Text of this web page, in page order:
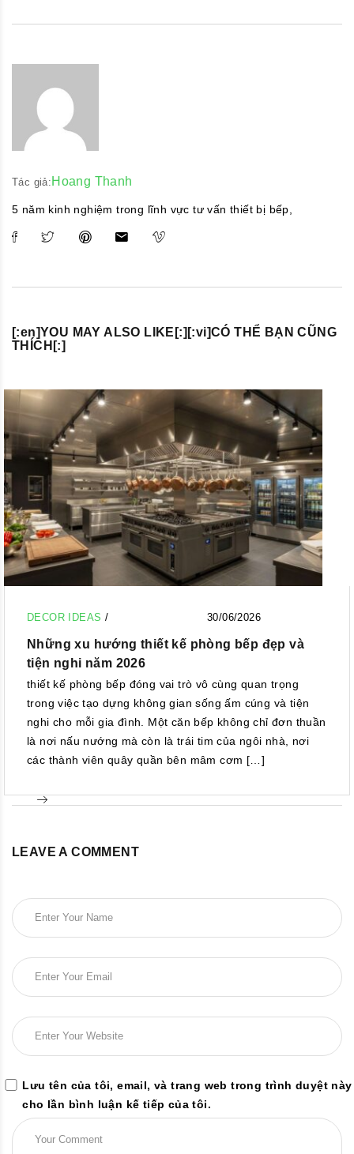
Tác giả: Hoang Thanh
5 năm kinh nghiệm trong lĩnh vực tư vấn thiết bị bếp,
[:en]YOU MAY ALSO LIKE[:][:vi]CÓ THỂ BẠN CŨNG
THÍCH[:]
DECOR IDEAS / 30/06/2026
Những xu hướng thiết kế phòng bếp đẹp và
tiện nghi năm 2026
thiết kế phòng bếp đóng vai trò vô cùng quan trọng
trong việc tạo dựng không gian sống ấm cúng và tiện
nghi cho mỗi gia đình. Một căn bếp không chỉ đơn thuần
là nơi nấu nướng mà còn là trái tim của ngôi nhà, nơi
các thành viên quây quần bên mâm cơm […]
LEAVE A COMMENT
Lưu tên của tôi, email, và trang web trong trình duyệt này
cho lần bình luận kế tiếp của tôi.